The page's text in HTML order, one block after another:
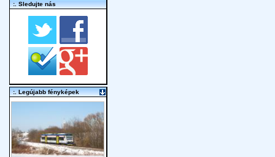
:. Sledujte nás
:. Legújabb fényképek